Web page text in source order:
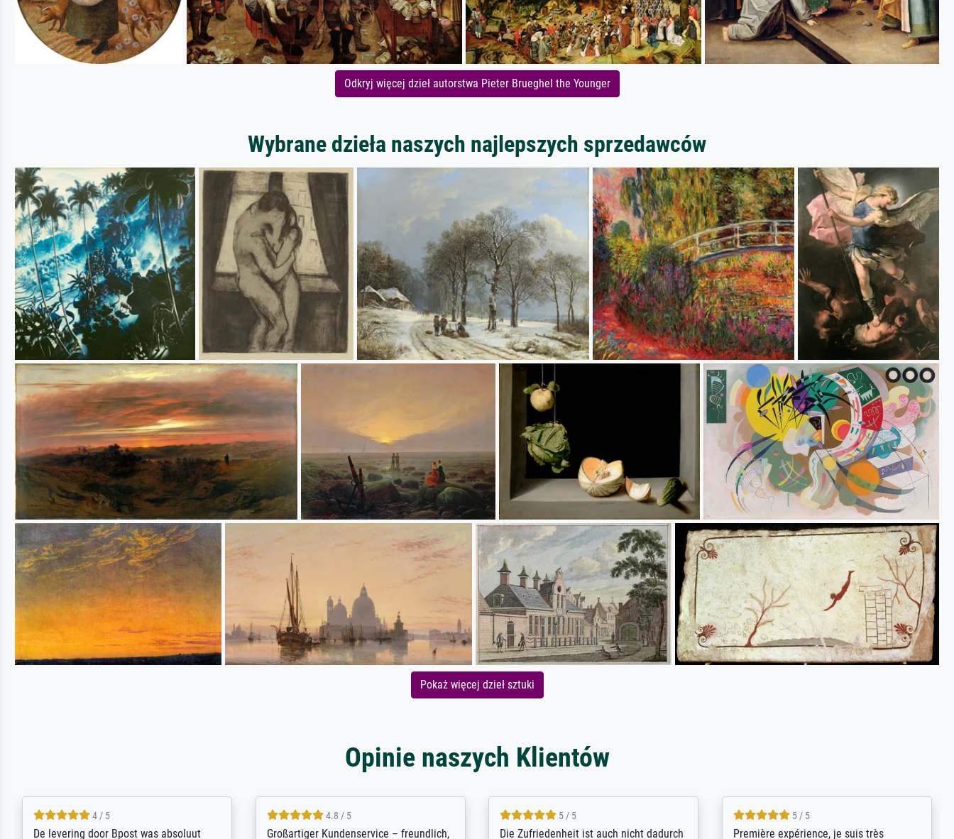
Odkryj więcej dzieł autorstwa Pieter Brueghel the Younger
Wybrane dzieła naszych najlepszych sprzedawców
Pokaż więcej dzieł sztuki
Opinie naszych Klientów
5 / 5
Sehr gute Qualität des Leinwanddrucks
5 / 5
Für ein Erinnerungsbuch mit der
4.8 / 5
Hervorragende Qualität. Man kann sich
4.8 / 5
Qualité absolument irréprochable.